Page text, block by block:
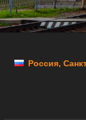
Россия,